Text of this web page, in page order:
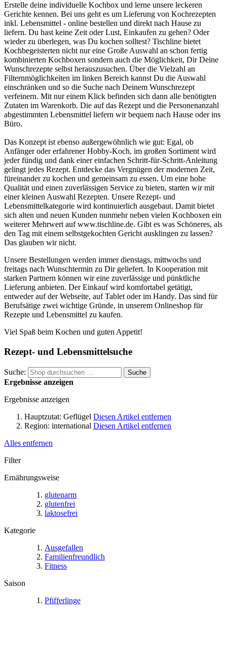
Erstelle deine individuelle Kochbox und lerne unsere leckeren
Gerichte kennen. Bei uns geht es um Lieferung von Kochrezepten
inkl. Lebensmittel - online bestellen und direkt nach Hause zu
liefern. Du hast keine Zeit oder Lust, Einkaufen zu gehen? Oder
wieder zu überlegen, was Du kochen solltest? Tischline bietet
Kochbegeisterten nicht nur eine Große Auswahl an schon fertig
kombinierten Kochboxen sondern auch die Möglichkeit, Dir Deine
Wunschrezepte selbst herauszusuchen. Über die Vielzahl an
Filternmöglichkeiten im linken Bereich kannst Du die Auswahl
einschränken und so die Suche nach Deinem Wunschrezept
verfeinern. Mit nur einem Klick befinden sich dann alle benötigten
Zutaten im Warenkorb. Die auf das Rezept und die Personenanzahl
abgestimmten Lebensmittel liefern wir bequem nach Hause oder ins
Büro.
Das Konzept ist ebenso außergewöhnlich wie gut: Egal, ob
Anfänger oder erfahrener Hobby-Koch, im großen Sortiment wird
jeder fündig und dank einer einfachen Schritt-für-Schritt-Anleitung
gelingt jedes Rezept. Entdecke das Vergnügen der modernen Zeit,
füreinander zu kochen und gemeinsam zu essen. Um eine hohe
Qualität und einen zuverlässigen Service zu bieten, starten wir mit
einer kleinen Auswahl Rezepten. Unsere Rezept- und
Lebensmittelkategorie wird kontinuierlich ausgebaut. Damit bietet
sich alten und neuen Kunden nunmehr neben vielen Kochboxen ein
weiterer Mehrwert auf www.tischline.de. Gibt es was Schöneres, als
den Tag mit einem selbstgekochten Gericht ausklingen zu lassen?
Das glauben wir nicht.
Unsere Bestellungen werden immer dienstags, mittwochs und
freitags nach Wunschtermin zu Dir geliefert. In Kooperation mit
starken Partnern können wir eine zuverlässige und pünktliche
Lieferung anbieten. Der Einkauf wird komfortabel getätigt,
entweder auf der Webseite, auf Tablet oder im Handy. Das sind für
Berufsätige zwei wichtige Gründe, in unserem Onlineshop für
Rezepte und Lebensmittel zu kaufen.
Viel Spaß beim Kochen und guten Appetit!
Rezept- und Lebensmittelsuche
Suche: Suche
Ergebnisse anzeigen
Ergebnisse anzeigen
Hauptzutat: Geflügel Diesen Artikel entfernen
Region: international Diesen Artikel entfernen
Alles entfernen
Filter
Ernährungsweise
glutenarm
glutenfrei
laktosefrei
Kategorie
Ausgefallen
Familienfreundlich
Fitness
Saison
Pfifferlinge